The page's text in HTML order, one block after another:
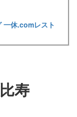
一休.comレスト
寿